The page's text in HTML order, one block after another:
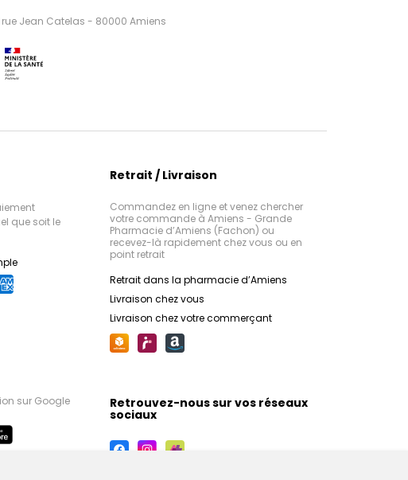
rue Jean Catelas - 80000 Amiens
que soit le
sur Google
Retrait / Livraison
Commandez en ligne et venez chercher
votre commande à Amiens - Grande
Pharmacie d’Amiens (Fachon) ou
recevez-là rapidement chez vous ou en
point retrait
Retrait dans la pharmacie d’Amiens
Livraison chez vous
Livraison chez votre commerçant
Retrouvez-nous sur vos réseaux
sociaux